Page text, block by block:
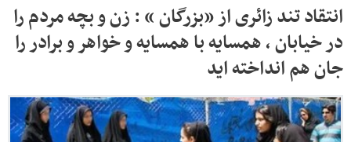
انتقاد تند زائری از «بزرگان » : زن و بچه مردم را
در خیابان ، همسایه با همسایه و خواهر و برادر را
جان هم انداخته اید